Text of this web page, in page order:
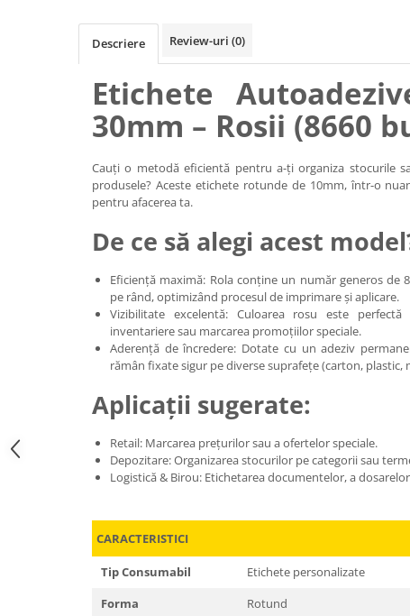
Descriere Review-uri (0)
Etichete
30mm – Rosii (8660
Cauți o metodă eficientă pentru a-ți organiza stocurile
produsele? Aceste etichete rotunde de 10mm, într-o
pentru afacerea ta.
De ce să alegi acest
Eficiență maximă: Rola conține un număr generos de
pe rând, optimizând procesul de imprimare și aplicare.
Vizibilitate excelentă: Culoarea rosu este
inventariere sau marcarea promoțiilor speciale.
Aderență de încredere: Dotate cu un adeziv
rămân fixate sigur pe diverse suprafețe (carton, plastic,
Aplicații sugerate:
Retail: Marcarea prețurilor sau a ofertelor speciale.
Depozitare: Organizarea stocurilor pe categorii sau
Logistică & Birou: Etichetarea documentelor, a
CARACTERISTICI
Tip Consumabil
Etichete personalizate
Forma
Rotund